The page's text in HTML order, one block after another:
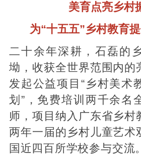
美育点亮乡村
为“十五五”乡村教育
二十余年深耕，石磊的
坳，收获全世界范围内的
发起公益项目“乡村美术
划”，免费培训两千余名
师，项目纳入广东省乡村
两年一届的乡村儿童艺术
国近四百所学校参与交流